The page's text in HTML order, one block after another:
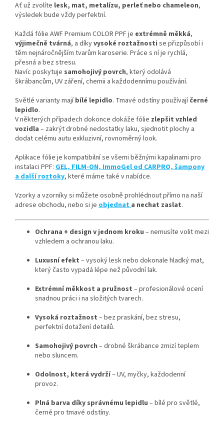
Ať už zvolíte lesk, mat, metalízu, perleť nebo chameleon,
výsledek bude vždy perfektní.
Každá fólie AWF Premium COLOR PPF je extrémně měkká,
výjimečně tvárná, a díkyvysoké roztažnosti se přizpůsobí i
těm nejnáročnějším tvarům karoserie. Práce s ní je rychlá,
přesná a bez stresu.
Navíc poskytuje samohojivý povrch, který odolává
škrábancům, UV záření, chemii a každodennímu používání.
Světlé varianty majíbílé lepidlo. Tmavé odstíny používajíčerné
lepidlo.
V některých případech dokonce dokáže fólie zlepšit vzhled
vozidla – zakrýt drobné nedostatky laku, sjednotit plochy a
dodat celému autu exkluzivní, rovnoměrný look.
Aplikace fólie je kompatibilní se všemi běžnými kapalinami pro
instalaci PPF: GEL, FILM-ON, ImmoGel od CARPRO, šampony
a další roztoky, které máme také v nabídce.
Vzorky a vzorníky si můžete osobně prohlédnout přímo na naší
adrese obchodu, nebo si je objednata nechat zaslat.
Ochrana + design v jednom kroku – nemusíte volit mezi
vzhledem a ochranou laku.
Luxusní efekt – vysoký lesk nebo dokonale hladký mat,
který často vypadá lépe než původní lak.
Extrémní měkkost a pružnost – profesionálové ocení
snadnou práci i na složitých tvarech.
Vysoká roztažnost – bez praskání, bez stresu,
perfektní dotažení detailů.
Samohojivý povrch – drobné škrábance zmizí teplem
nebo sluncem.
Odolnost, která vydrží– UV, myčky, každodenní
provoz.
Plná barva díky správnému lepidlu – bílé pro světlé,
černé pro tmavé odstíny.